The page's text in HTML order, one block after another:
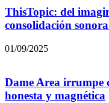
ThisTopic: del
consolidación
01/09/2025
Dame Area irrumpe
honesta y magnética